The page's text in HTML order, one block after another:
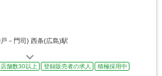
戸－門司) 西条(広島)駅
店舗数30以上 登録販売者の求人 積極採用中